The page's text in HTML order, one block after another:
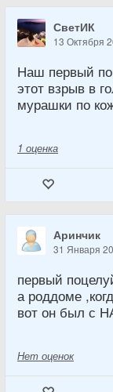
СветИК
13 Октября
Наш первый
этот взрыв в
мурашки по
1 оценка
Аринчик
31 Января
первый
а роддоме
вот он был с
Нет оценок